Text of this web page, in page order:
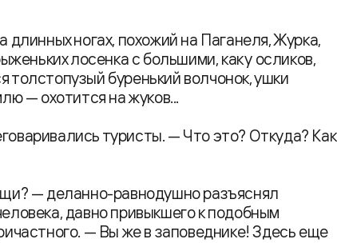
длинных ногах, похожий на Паганеля, Журка,
лосенка с большими, как у осликов,
толстопузый буренький волчонок, ушки
— охотится на жуков...
туристы. — Что это? Откуда? Как
— деланно-равнодушно разъяснял
давно привыкшего к подобным
— Вы же в заповеднике! Здесь еще